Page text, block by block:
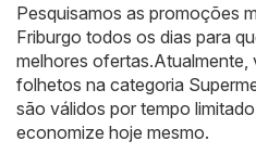
Pesquisamos as promoções
Friburgo todos os dias para
melhores ofertas.Atualmente,
folhetos na categoria
são válidos por tempo
economize hoje mesmo.